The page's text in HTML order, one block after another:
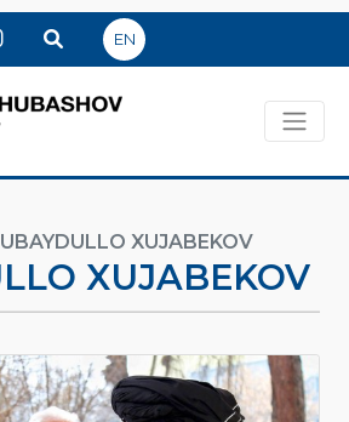
EN
UBAYDULLO XUJABEKOV
XUJABEKOV